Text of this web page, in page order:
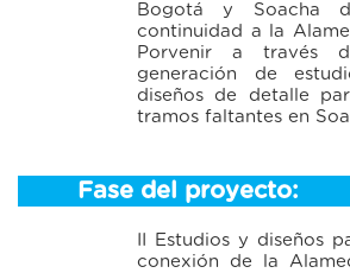
Bogotá y Soacha
continuidad a la
Porvenir a través
generación de
diseños de detalle
tramos faltantes en
Fase del proyecto:
II Estudios y diseños
conexión de la